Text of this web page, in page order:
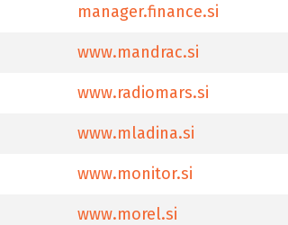
manager.finance.si
www.mandrac.si
www.radiomars.si
www.mladina.si
www.monitor.si
www.morel.si